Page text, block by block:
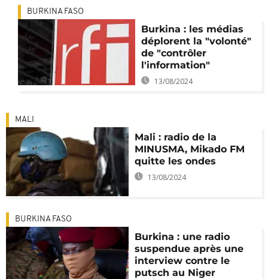
BURKINA FASO
Burkina : les médias
déplorent la "volonté"
de "contrôler
l'information"
13/08/2024
MALI
Mali : radio de la
MINUSMA, Mikado FM
quitte les ondes
13/08/2024
BURKINA FASO
Burkina : une radio
suspendue après une
interview contre le
putsch au Niger